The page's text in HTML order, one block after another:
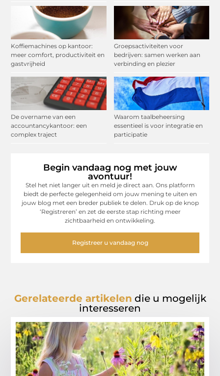
Koffiemachines op kantoor:
meer comfort, productiviteit en
gastvrijheid
Groepsactiviteiten voor
bedrijven: samen werken aan
verbinding en plezier
De overname van een
accountancykantoor: een
complex traject
Waarom taalbeheersing
essentieel is voor integratie en
participatie
Begin vandaag nog met jouw
avontuur!
Stel het niet langer uit en meld je direct aan. Ons platform
biedt de perfecte gelegenheid om jouw mening te uiten en
jouw blog met een breder publiek te delen. Druk op de knop
‘Registreren’ en zet de eerste stap richting meer
zichtbaarheid en ontwikkeling.
Registreer u vandaag nog
Gerelateerde artikelen die u mogelijk
interesseren